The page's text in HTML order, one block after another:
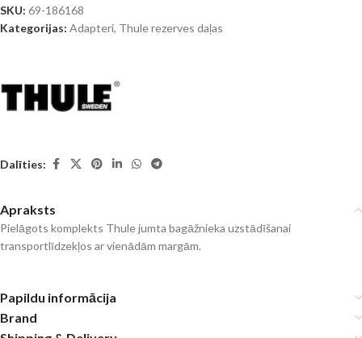
SKU: 69-186168
Kategorijas: Adapteri, Thule rezerves daļas
Dalīties:
Apraksts
Pielāgots komplekts Thule jumta bagāžnieka uzstādīšanai
transportlīdzekļos ar vienādām margām.
Papildu informācija
Brand